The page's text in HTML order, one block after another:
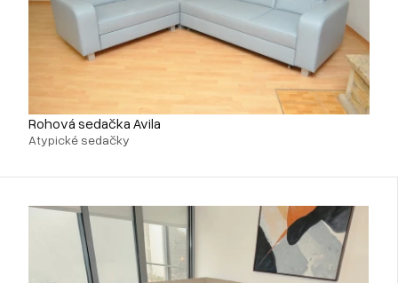
Rohová sedačka Avila
Atypické sedačky